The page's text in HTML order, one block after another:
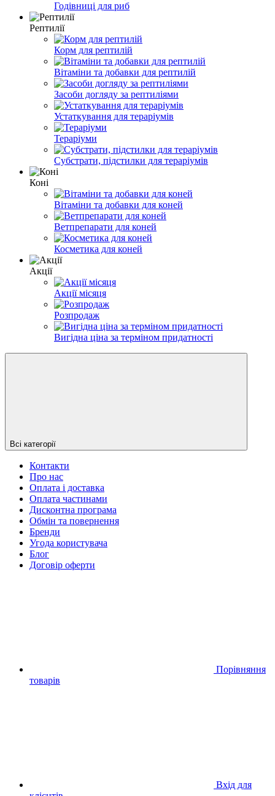
Годівниці для риб
Рептилії
Корм для рептилій
Вітаміни та добавки для рептилій
Засоби догляду за рептиліями
Устаткування для тераріумів
Тераріуми
Субстрати, підстилки для тераріумів
Коні
Вітаміни та добавки для коней
Ветпрепарати для коней
Косметика для коней
Акції
Акції місяця
Розпродаж
Вигідна ціна за терміном придатності
Всі категорії
Контакти
Про нас
Оплата і доставка
Оплата частинами
Дисконтна програма
Обмін та повернення
Бренди
Угода користувача
Блог
Договір оферти
Порівняння
товарів
Вхід для